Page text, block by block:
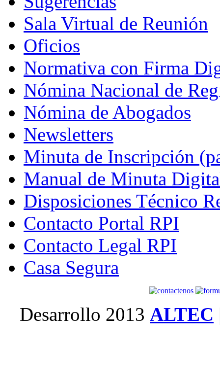
Sala Virtual de Reunión
Oficios
Normativa con Firma
Nómina Nacional de
Nómina de Abogados
Newsletters
Minuta de Inscripción
Manual de Minuta
Disposiciones Técnico
Contacto Portal RPI
Contacto Legal RPI
Casa Segura
Desarrollo 2013 ALTEC